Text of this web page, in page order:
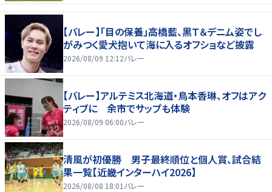
【バレー】「目の保養」高橋藍、黒Ｔ＆デニム姿でし
がみつく愛犬抱いて海に入るオフショなど披露
2026/08/09 12:12バレー
【バレー】アルテミス北海道・鳥本香琳、オフはアク
ティブに 余市でサップも体験
2026/08/09 06:00バレー
清風が初優勝 男子最終順位と個人賞、試合結
果一覧【近畿インターハイ2026】
2026/08/08 18:01 バレー